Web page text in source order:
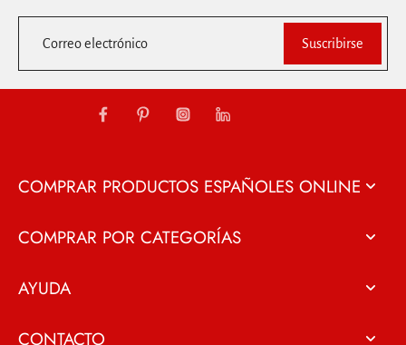
Correo electrónico Suscribirse
COMPRAR PRODUCTOS ESPAÑOLES ONLINE
COMPRAR POR CATEGORÍAS
AYUDA
CONTACTO